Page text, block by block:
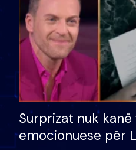
Surprizat nuk
emocionuese për